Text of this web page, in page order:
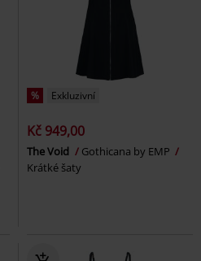
% Exkluzivní
Kč 949,00
The Void
Gothicana by EMP
Krátké šaty